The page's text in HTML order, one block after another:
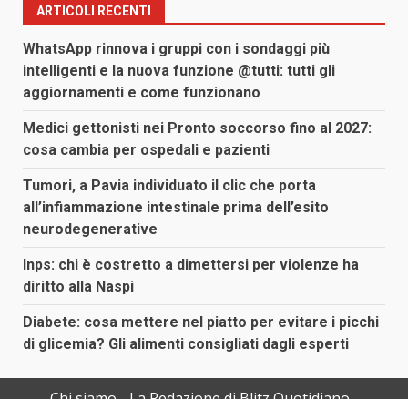
ARTICOLI RECENTI
WhatsApp rinnova i gruppi con i sondaggi più
intelligenti e la nuova funzione @tutti: tutti gli
aggiornamenti e come funzionano
Medici gettonisti nei Pronto soccorso fino al 2027:
cosa cambia per ospedali e pazienti
Tumori, a Pavia individuato il clic che porta
all’infiammazione intestinale prima dell’esito
neurodegenerative
Inps: chi è costretto a dimettersi per violenze ha
diritto alla Naspi
Diabete: cosa mettere nel piatto per evitare i picchi
di glicemia? Gli alimenti consigliati dagli esperti